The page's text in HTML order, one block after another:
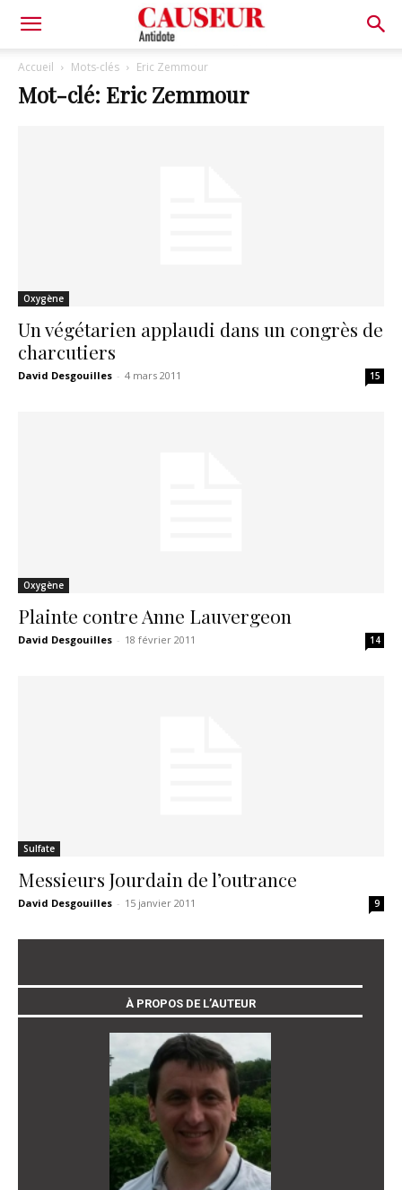
Antidote
Accueil Mots-clés Eric Zemmour
Mot-clé: Eric Zemmour
Oxygène
Un végétarien applaudi dans un congrès de
charcutiers
David Desgouilles - 4 mars 2011 15
Oxygène
Plainte contre Anne Lauvergeon
David Desgouilles - 18 février 2011 14
Sulfate
Messieurs Jourdain de l’outrance
David Desgouilles - 15 janvier 2011 9
À PROPOS DE L’AUTEUR